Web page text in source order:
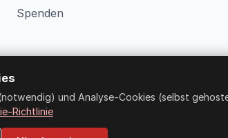
Spenden
und Analyse-Cookies (selbst
Richtlinie